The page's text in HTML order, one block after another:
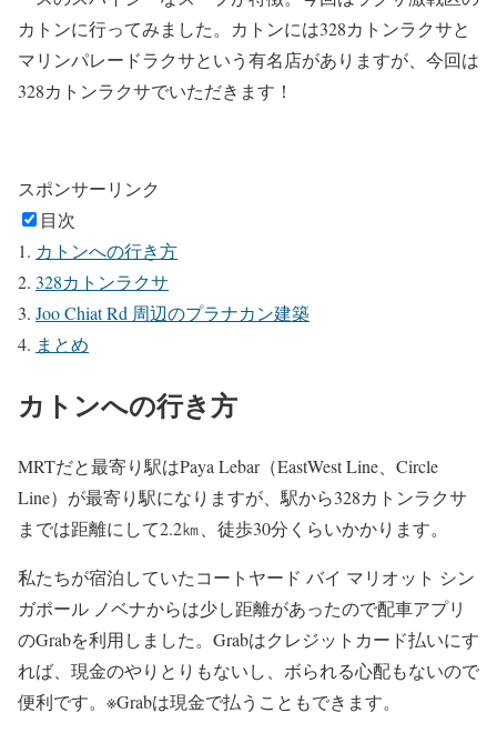
カトンに行ってみました。カトンには328カトンラクサと
マリンパレードラクサという有名店がありますが、今回は
328カトンラクサでいただきます！
スポンサーリンク
目次
カトンへの行き方
328カトンラクサ
Joo Chiat Rd 周辺のプラナカン建築
まとめ
カトンへの行き方
MRTだと最寄り駅はPaya Lebar（EastWest Line、Circle
Line）が最寄り駅になりますが、駅から328カトンラクサ
までは距離にして2.2㎞、徒歩30分くらいかかります。
私たちが宿泊していたコートヤード バイ マリオット シン
ガポール ノベナからは少し距離があったので配車アプリ
のGrabを利用しました。Grabはクレジットカード払いにす
れば、現金のやりとりもないし、ボられる心配もないので
便利です。※Grabは現金で払うこともできます。